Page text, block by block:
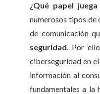
¿Qué papel
numerosos tipos de
de comunicación
seguridad. Por
ciberseguridad en
información al
fundamentales a la